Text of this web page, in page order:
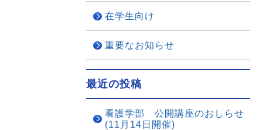
在学生向け
重要なお知らせ
最近の投稿
看護学部 公開講座のおしらせ
(11月14日開催)